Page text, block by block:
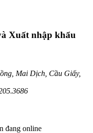
Xuất nhập khẩu
Mai Dịch, Cầu Giấy,
đang online